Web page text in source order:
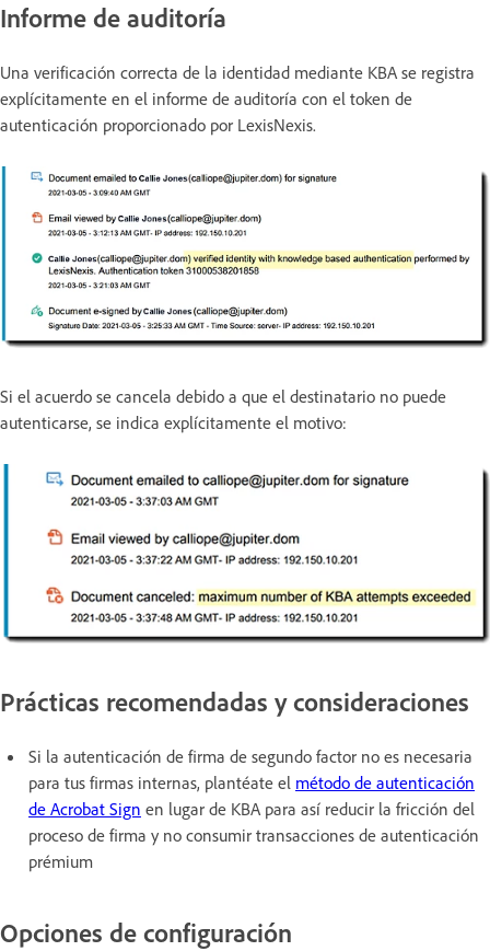
Informe de auditoría
Una verificación correcta de la identidad mediante KBA se registra
explícitamente en el informe de auditoría con el token de
autenticación proporcionado por LexisNexis.
Si el acuerdo se cancela debido a que el destinatario no puede
autenticarse, se indica explícitamente el motivo:
Prácticas recomendadas y consideraciones
Si la autenticación de firma de segundo factor no es necesaria
para tus firmas internas, plantéate el método de autenticación
de Acrobat Sign en lugar de KBA para así reducir la fricción del
proceso de firma y no consumir transacciones de autenticación
prémium
Opciones de configuración